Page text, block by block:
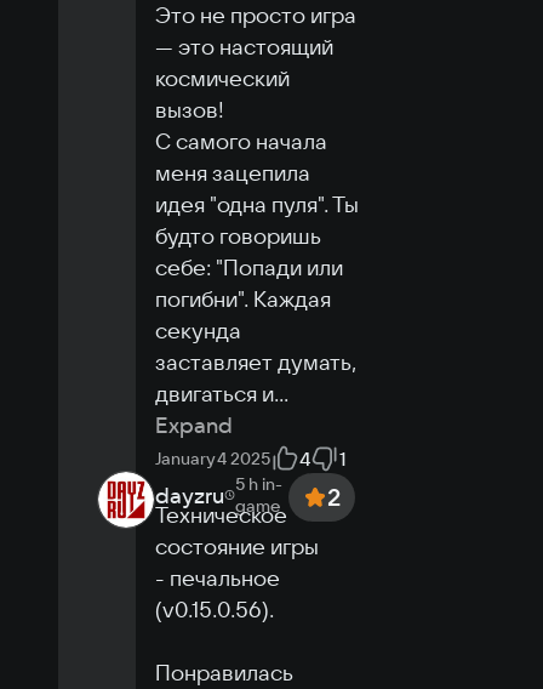
Это не просто игра
— это настоящий
космический
вызов!
С самого начала
меня зацепила
идея "одна пуля". Ты
будто говоришь
себе: "Попади или
погибни". Каждая
секунда
заставляет думать,
двигаться и...
Expand
January 4 2025 4 1
dayzru 5 h in-
game
2
Техническое
состояние игры
- печальное
(v0.15.0.56).
Понравилась